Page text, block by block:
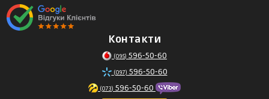
Контакти
(095) 596-50-60
(097) 596-50-60
(073) 596-50-60